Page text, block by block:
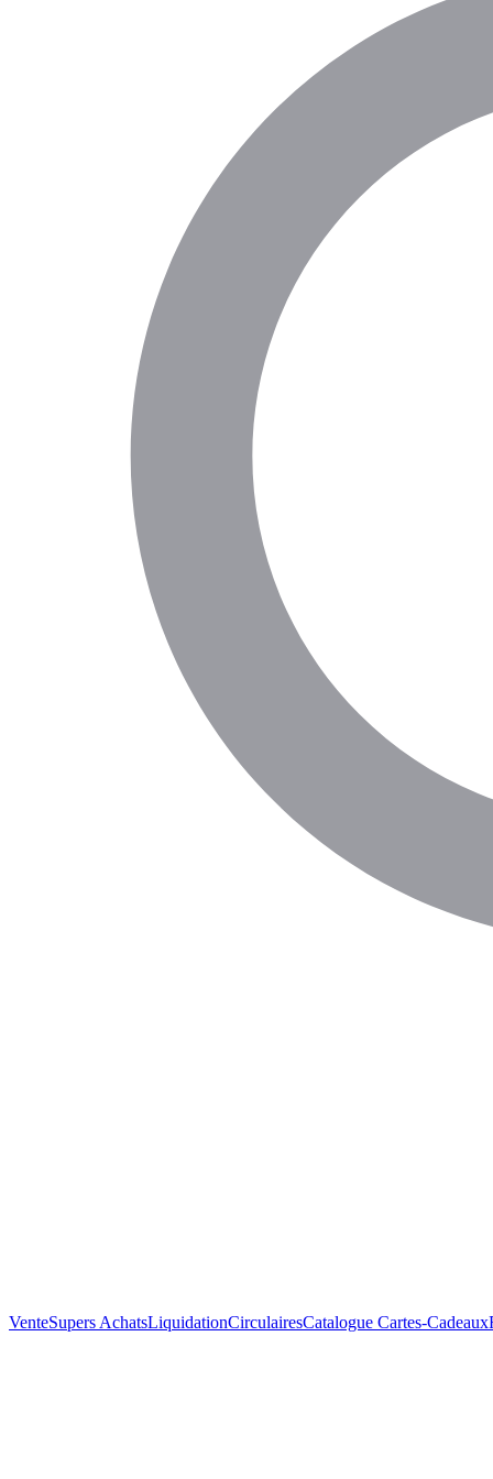
VenteSupers AchatsLiquidationCirculairesCatalogue Cartes-Cadeaux